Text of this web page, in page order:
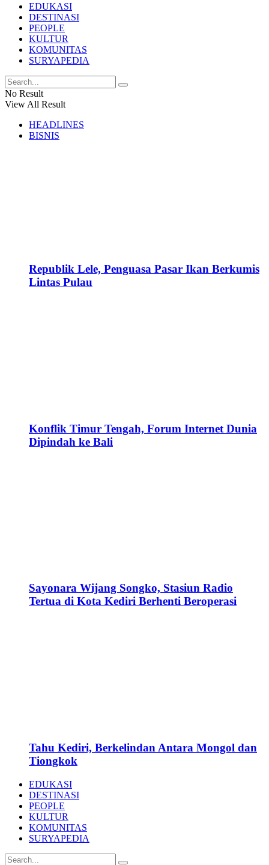
EDUKASI
DESTINASI
PEOPLE
KULTUR
KOMUNITAS
SURYAPEDIA
No Result
View All Result
HEADLINES
BISNIS
Republik Lele, Penguasa Pasar Ikan Berkumis
Lintas Pulau
Konflik Timur Tengah, Forum Internet Dunia
Dipindah ke Bali
Sayonara Wijang Songko, Stasiun Radio
Tertua di Kota Kediri Berhenti Beroperasi
Tahu Kediri, Berkelindan Antara Mongol dan
Tiongkok
EDUKASI
DESTINASI
PEOPLE
KULTUR
KOMUNITAS
SURYAPEDIA